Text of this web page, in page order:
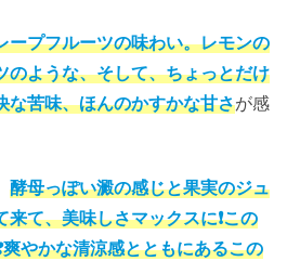
ープフルーツの味わい。レモンの
のような、そして、ちょっとだけ
な苦味、ほんのかすかな甘さが感
酵母っぽい澱の感じと果実のジュ
て、美味しさマックスに❗️この
やかな清涼感とともにあるこの